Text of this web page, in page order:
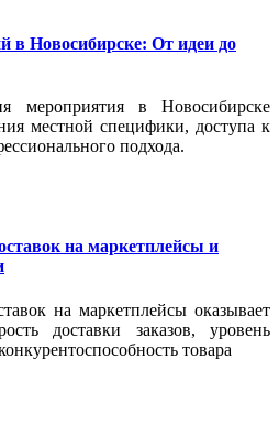
в Новосибирске: От идеи до
мероприятия в Новосибирске
местной специфики, доступа к
подхода.
на маркетплейсы и
на маркетплейсы оказывает
доставки заказов, уровень
товара